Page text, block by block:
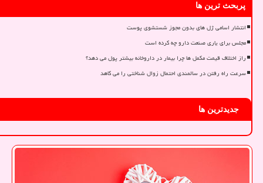
پربحث ترین ها
انتشار اسامی ژل های بدون مجوز شستشوی پوست
مجلس برای یاری صنعت دارو چه کرده است
راز اختلاف قیمت مکمل ها چرا بیمار در داروخانه بیشتر پول می دهد؟
سرعت راه رفتن در سالمندی احتمال زوال شناختی را می کاهد
جدیدترین ها